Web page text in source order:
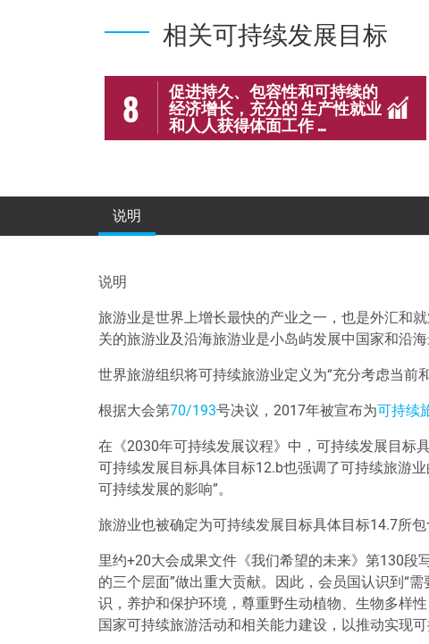
相关可持续发展目标
8 促进持久、包容性和可持续的
经济增长，充分的 生产性就业
和人人获得体面工作 ...
说明
说明
旅游业是世界上增长最快的产业之一，也是外汇和
关的旅游业及沿海旅游业是小岛屿发展中国家和沿
世界旅游组织将可持续旅游业定义为“充分考虑当前
根据大会第70/193号决议，2017年被宣布为可持续
在《2030年可持续发展议程》中，可持续发展目标
可持续发展目标具体目标12.b也强调了可持续旅游
可持续发展的影响”。
旅游业也被确定为可持续发展目标具体目标14.7所包
里约+20大会成果文件《我们希望的未来》第130
的三个层面”做出重大贡献。因此，会员国认识到“需
识，养护和保护环境，尊重野生动植物、生物多样
国家可持续旅游活动和相关能力建设，以推动实现